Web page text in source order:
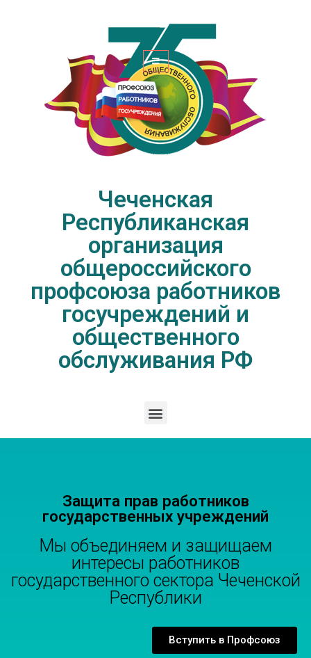
Чеченская Республиканская
организация общероссийского
профсоюза работников
госучреждений и общественного
обслуживания РФ
Чеченская
Республиканская
организация
общероссийского
профсоюза работников
госучреждений и
общественного
обслуживания РФ
Защита прав работников
государственных учреждений
Мы объединяем и защищаем
интересы работников
государственного сектора Чеченской
Республики
Вступить в Профсоюз